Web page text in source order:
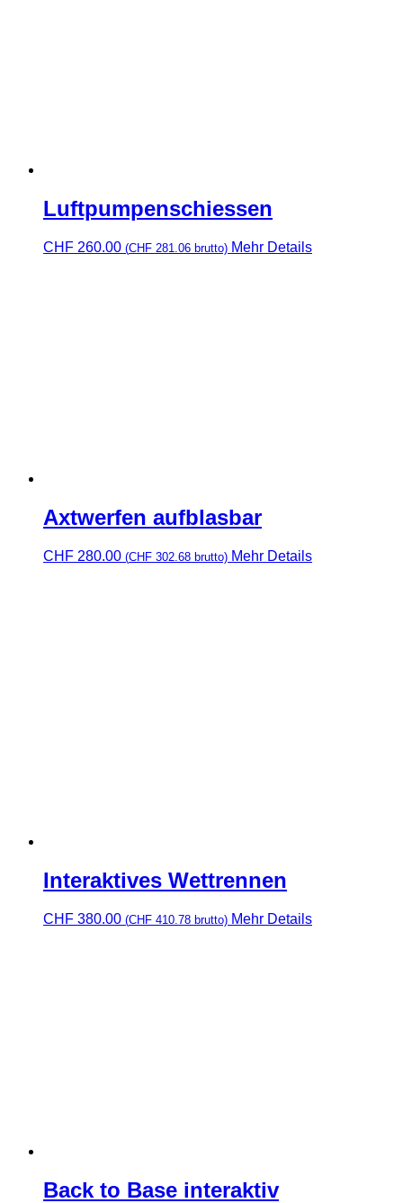
Luftpumpenschiessen
CHF 260.00 (CHF 281.06 brutto) Mehr Details
Axtwerfen aufblasbar
CHF 280.00 (CHF 302.68 brutto) Mehr Details
Interaktives Wettrennen
CHF 380.00 (CHF 410.78 brutto) Mehr Details
Back to Base interaktiv